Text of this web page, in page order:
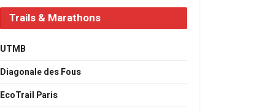
Trails & Marathons
UTMB
Diagonale des Fous
EcoTrail Paris